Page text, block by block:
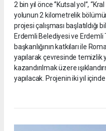
2 bin yıl önce ‘’Kutsal yol’’,
yolunun 2 kilometrelik
projesi çalışması başlatıldığı
Erdemli Belediyesi ve Erdemli
başkanlığının katkıları ile
yapılarak çevresinde temizlik
kazandırılmak üzere
yapılacak. Projenin iki yıl